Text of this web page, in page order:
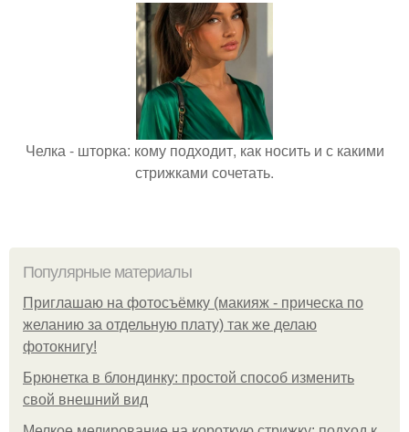
Челка - шторка: кому подходит, как носить и с какими
стрижками сочетать.
Популярные материалы
Приглашаю на фотосъёмку (макияж - прическа по
желанию за отдельную плату) так же делаю
фотокнигу!
Брюнетка в блондинку: простой способ изменить
свой внешний вид